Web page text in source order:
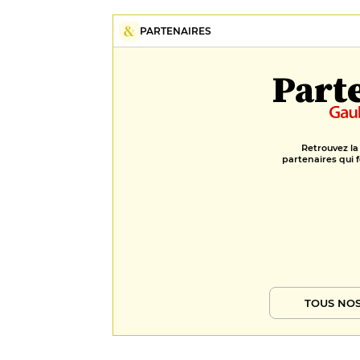
PARTENAIRES
Retrouvez
partenaires qui
TOUS